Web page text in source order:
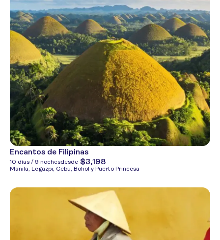
Encantos de Filipinas
10 días / 9 nochesdesde $3,198
Manila, Legazpi, Cebú, Bohol y Puerto Princesa